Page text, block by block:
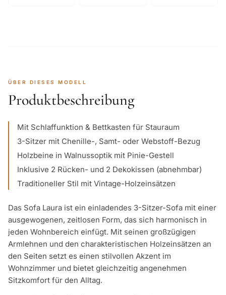
ÜBER DIESES MODELL
Produktbeschreibung
Mit Schlaffunktion & Bettkasten für Stauraum
3-Sitzer mit Chenille-, Samt- oder Webstoff-Bezug
Holzbeine in Walnussoptik mit Pinie-Gestell
Inklusive 2 Rücken- und 2 Dekokissen (abnehmbar)
Traditioneller Stil mit Vintage-Holzeinsätzen
Das Sofa Laura ist ein einladendes 3-Sitzer-Sofa mit einer
ausgewogenen, zeitlosen Form, das sich harmonisch in
jeden Wohnbereich einfügt. Mit seinen großzügigen
Armlehnen und den charakteristischen Holzeinsätzen an
den Seiten setzt es einen stilvollen Akzent im
Wohnzimmer und bietet gleichzeitig angenehmen
Sitzkomfort für den Alltag.